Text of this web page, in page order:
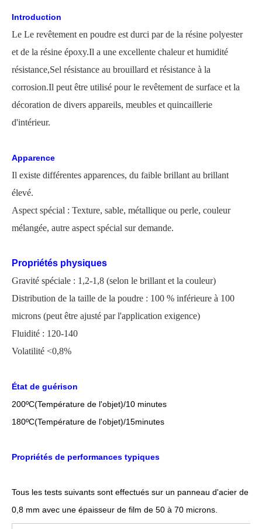
Introduction
Le Le revêtement en poudre est durci par de la résine polyester
et de la résine époxy.Il a une excellente chaleur et humidité
résistance,Sel résistance au brouillard et résistance à la
corrosion.Il peut être utilisé pour le revêtement de surface et la
décoration de divers appareils, meubles et quincaillerie
d'intérieur.
Apparence
Il existe différentes apparences, du faible brillant au brillant
élevé.
Aspect spécial : Texture, sable, métallique ou perle, couleur
mélangée, autre aspect spécial sur demande.
Propriétés physiques
Gravité spéciale : 1,2-1,8 (selon le brillant et la couleur)
Distribution de la taille de la poudre : 100 % inférieure à 100
microns (peut être ajusté par l'application exigence)
Fluidité : 120-140
Volatilité <0,8%
État de guérison
200ºC(Température de l'objet)/10 minutes
180ºC(Température de l'objet)/15minutes
Propriétés de performances typiques
Tous les tests suivants sont effectués sur un panneau d'acier de
0,8 mm avec une épaisseur de film de 50 à 70 microns.